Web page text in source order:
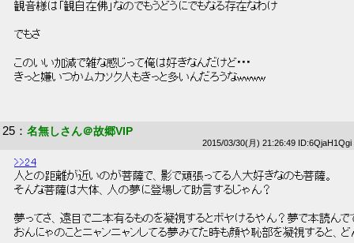
観音様は「観自在佛」なのでもうどうにでもなる存在なわけ
でもさ
このいい加減で雑な感じって俺は好きなんだけど･･･
きっと嫌いつかムカツク人もきっと多いんだろうなwwww
25 ： 名無しさん＠故郷VIP
2015/03/30(月) 21:26:49 ID:6QjaH1Qgi
>>24
人との距離が近いのが菩薩で、影で頑張ってる人大好きなのも菩薩。
そんな菩薩は大体、人の夢に登場して助言するじゃん？
夢ってさ、遠目で二本有るものを凝視するとボヤけるやん？夢で本読ん
おんにゃのことニャンニャンしてる夢みてた時も顔や恥部を凝視すると、